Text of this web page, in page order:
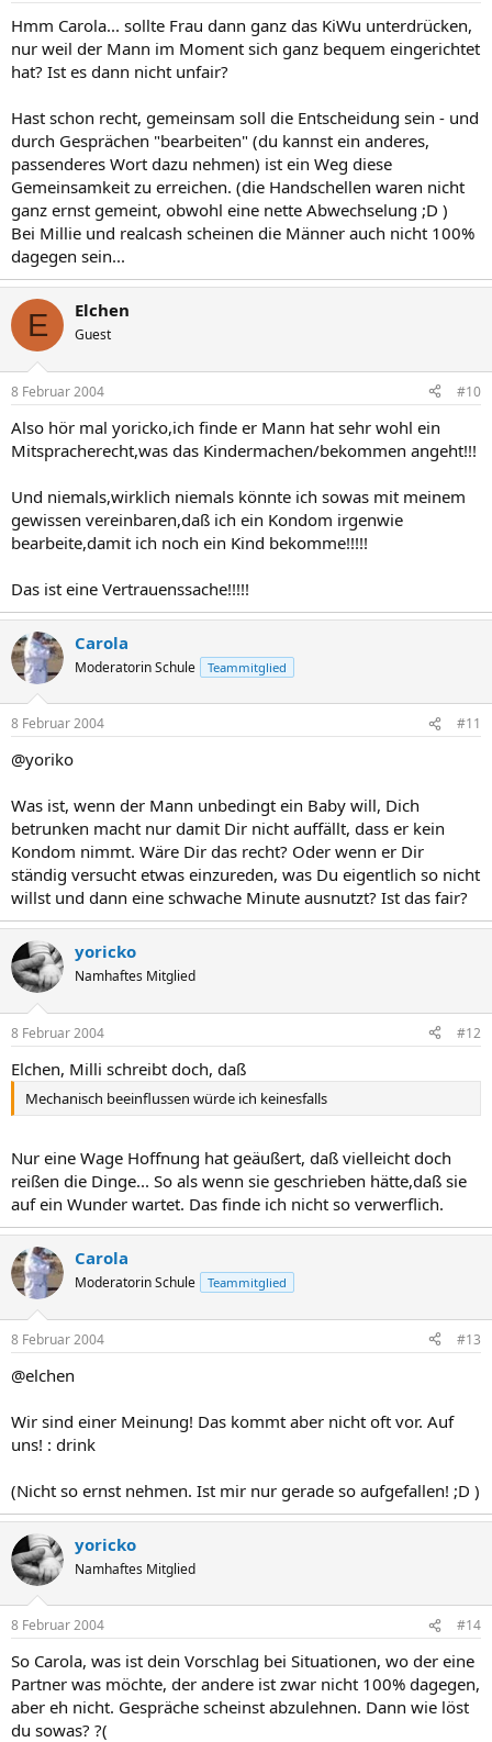
Hmm Carola... sollte Frau dann ganz das KiWu unterdrücken,
nur weil der Mann im Moment sich ganz bequem eingerichtet
hat? Ist es dann nicht unfair?
Hast schon recht, gemeinsam soll die Entscheidung sein - und
durch Gesprächen "bearbeiten" (du kannst ein anderes,
passenderes Wort dazu nehmen) ist ein Weg diese
Gemeinsamkeit zu erreichen. (die Handschellen waren nicht
ganz ernst gemeint, obwohl eine nette Abwechselung ;D )
Bei Millie und realcash scheinen die Männer auch nicht 100%
dagegen sein...
E Elchen
Guest
8 Februar 2004 #10
Also hör mal yoricko,ich finde er Mann hat sehr wohl ein
Mitspracherecht,was das Kindermachen/bekommen angeht!!!
Und niemals,wirklich niemals könnte ich sowas mit meinem
gewissen vereinbaren,daß ich ein Kondom irgenwie
bearbeite,damit ich noch ein Kind bekomme!!!!!
Das ist eine Vertrauenssache!!!!!
Carola
Moderatorin Schule Teammitglied
8 Februar 2004 #11
@yoriko
Was ist, wenn der Mann unbedingt ein Baby will, Dich
betrunken macht nur damit Dir nicht auffällt, dass er kein
Kondom nimmt. Wäre Dir das recht? Oder wenn er Dir
ständig versucht etwas einzureden, was Du eigentlich so nicht
willst und dann eine schwache Minute ausnutzt? Ist das fair?
yoricko
Namhaftes Mitglied
8 Februar 2004 #12
Elchen, Milli schreibt doch, daß
Mechanisch beeinflussen würde ich keinesfalls
Nur eine Wage Hoffnung hat geäußert, daß vielleicht doch
reißen die Dinge... So als wenn sie geschrieben hätte,daß sie
auf ein Wunder wartet. Das finde ich nicht so verwerflich.
Carola
Moderatorin Schule Teammitglied
8 Februar 2004 #13
@elchen
Wir sind einer Meinung! Das kommt aber nicht oft vor. Auf
uns! : drink
(Nicht so ernst nehmen. Ist mir nur gerade so aufgefallen! ;D )
yoricko
Namhaftes Mitglied
8 Februar 2004 #14
So Carola, was ist dein Vorschlag bei Situationen, wo der eine
Partner was möchte, der andere ist zwar nicht 100% dagegen,
aber eh nicht. Gespräche scheinst abzulehnen. Dann wie löst
du sowas? ?(